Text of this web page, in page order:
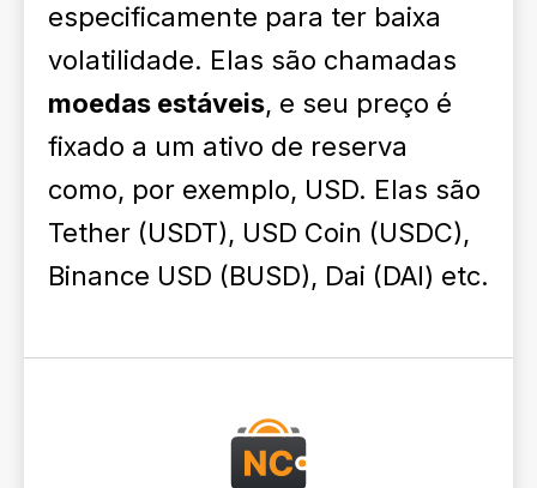
especificamente para ter baixa
volatilidade. Elas são chamadas
moedas estáveis, e seu preço é
fixado a um ativo de reserva
como, por exemplo, USD. Elas são
Tether (USDT), USD Coin (USDC),
Binance USD (BUSD), Dai (DAI) etc.